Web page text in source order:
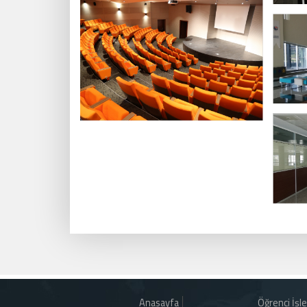
Anasayfa Öğrenci